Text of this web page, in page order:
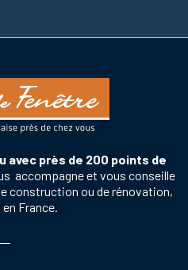
avec près de 200 points de
accompagne et vous conseille
construction ou de rénovation,
France.